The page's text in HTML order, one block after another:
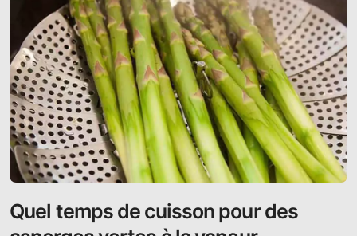
Quel temps de cuisson pour des